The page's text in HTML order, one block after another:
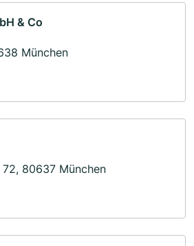
& Co
München
80637 München